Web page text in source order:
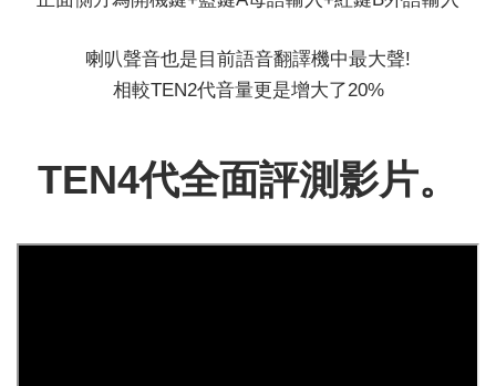
喇叭聲音也是目前語音翻譯機中最大聲!
相較TEN2代音量更是增大了20%
TEN4代全面評測影片。